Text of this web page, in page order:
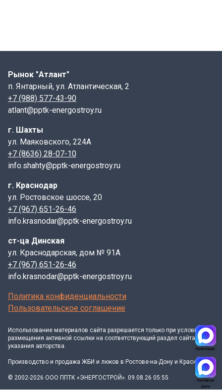
Рынок "Атлант"
п. Янтарный, ул. Атлантическая, 2
+7 (988) 577-43-90
atlant@pptk-energostroy.ru
г. Шахты
ул. Маяковского, 224А
+7 (8636) 28-07-10
info.shahty@pptk-energostroy.ru
г. Краснодар
ул. Ростовское шоссе, 20
+7 (967) 651-26-46
info.krasnodar@pptk-energostroy.ru
ст-ца Динская
ул. Краснодарская, дом № 91А
+7 (967) 651-26-46
info.krasnodar@pptk-energostroy.ru
Политика конфиденциальности
Пользовательское соглашение
Использование материалов сайта разрешается только при условии
размещения активной ссылки на соответствующий раздел сайта и
указания авторства.
Производство и продажа ЖБИ и люков в Ростове-на-Дону и Краснодаре
© 2002-2026 ООО ППТК «ЭНЕРГОСТРОЙ». 09.08.26 05:55
Краснодар
Ростов-на-
Дону